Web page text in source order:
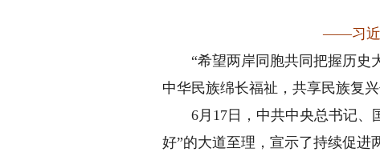
——习近
“希望两岸同胞共同把握历史大
中华民族绵长福祉，共享民族复
6月17日，中共中央总书记、国
好”的大道至理，宣示了持续促进